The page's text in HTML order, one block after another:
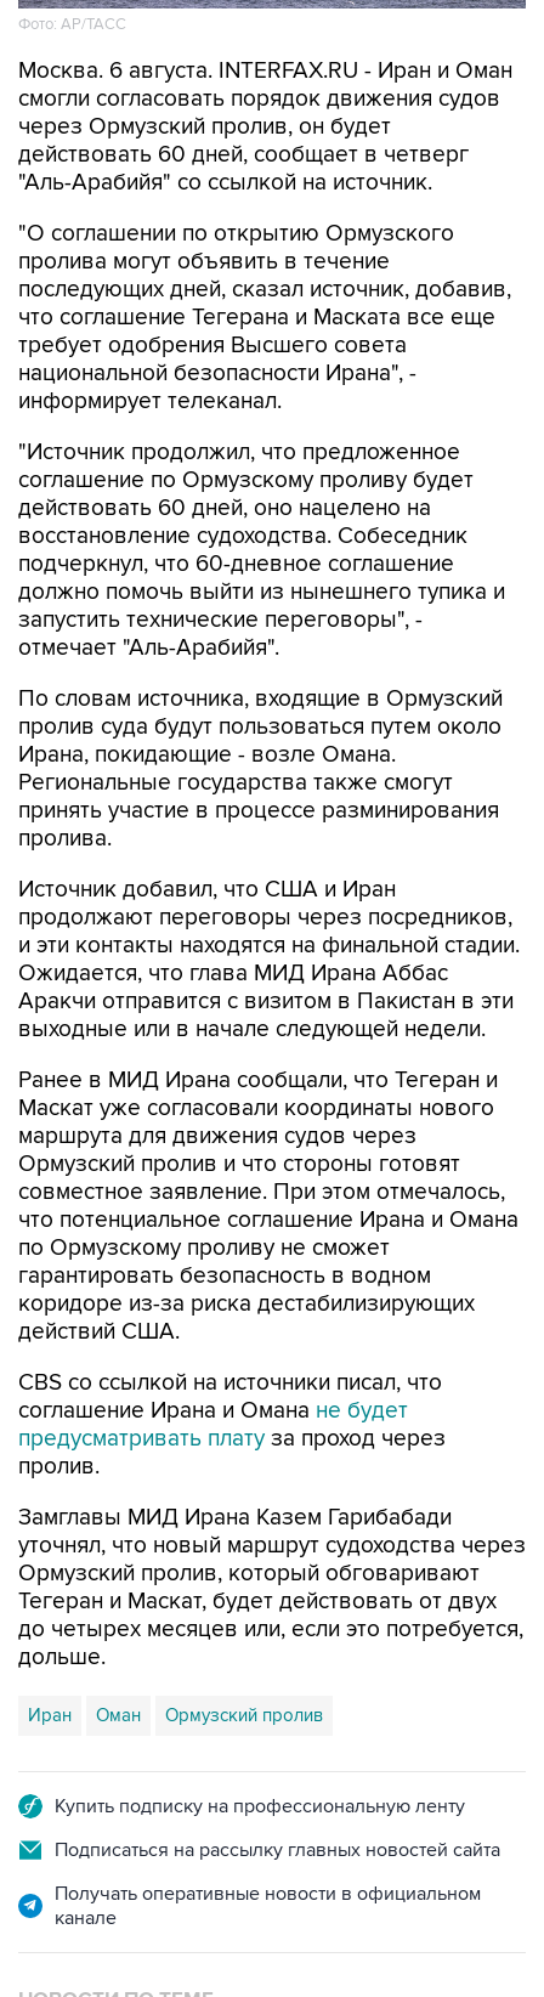
Фото: AP/ТАСС
Москва. 6 августа. INTERFAX.RU - Иран и Оман
смогли согласовать порядок движения судов
через Ормузский пролив, он будет
действовать 60 дней, сообщает в четверг
"Аль-Арабийя" со ссылкой на источник.
"О соглашении по открытию Ормузского
пролива могут объявить в течение
последующих дней, сказал источник, добавив,
что соглашение Тегерана и Маската все еще
требует одобрения Высшего совета
национальной безопасности Ирана", -
информирует телеканал.
"Источник продолжил, что предложенное
соглашение по Ормузскому проливу будет
действовать 60 дней, оно нацелено на
восстановление судоходства. Собеседник
подчеркнул, что 60-дневное соглашение
должно помочь выйти из нынешнего тупика и
запустить технические переговоры", -
отмечает "Аль-Арабийя".
По словам источника, входящие в Ормузский
пролив суда будут пользоваться путем около
Ирана, покидающие - возле Омана.
Региональные государства также смогут
принять участие в процессе разминирования
пролива.
Источник добавил, что США и Иран
продолжают переговоры через посредников,
и эти контакты находятся на финальной стадии.
Ожидается, что глава МИД Ирана Аббас
Аракчи отправится с визитом в Пакистан в эти
выходные или в начале следующей недели.
Ранее в МИД Ирана сообщали, что Тегеран и
Маскат уже согласовали координаты нового
маршрута для движения судов через
Ормузский пролив и что стороны готовят
совместное заявление. При этом отмечалось,
что потенциальное соглашение Ирана и Омана
по Ормузскому проливу не сможет
гарантировать безопасность в водном
коридоре из-за риска дестабилизирующих
действий США.
CBS со ссылкой на источники писал, что
соглашение Ирана и Омана не будет
предусматривать плату за проход через
пролив.
Замглавы МИД Ирана Казем Гарибабади
уточнял, что новый маршрут судоходства через
Ормузский пролив, который обговаривают
Тегеран и Маскат, будет действовать от двух
до четырех месяцев или, если это потребуется,
дольше.
Иран Оман Ормузский пролив
Купить подписку на профессиональную ленту
Подписаться на рассылку главных новостей сайта
Получать оперативные новости в официальном
канале